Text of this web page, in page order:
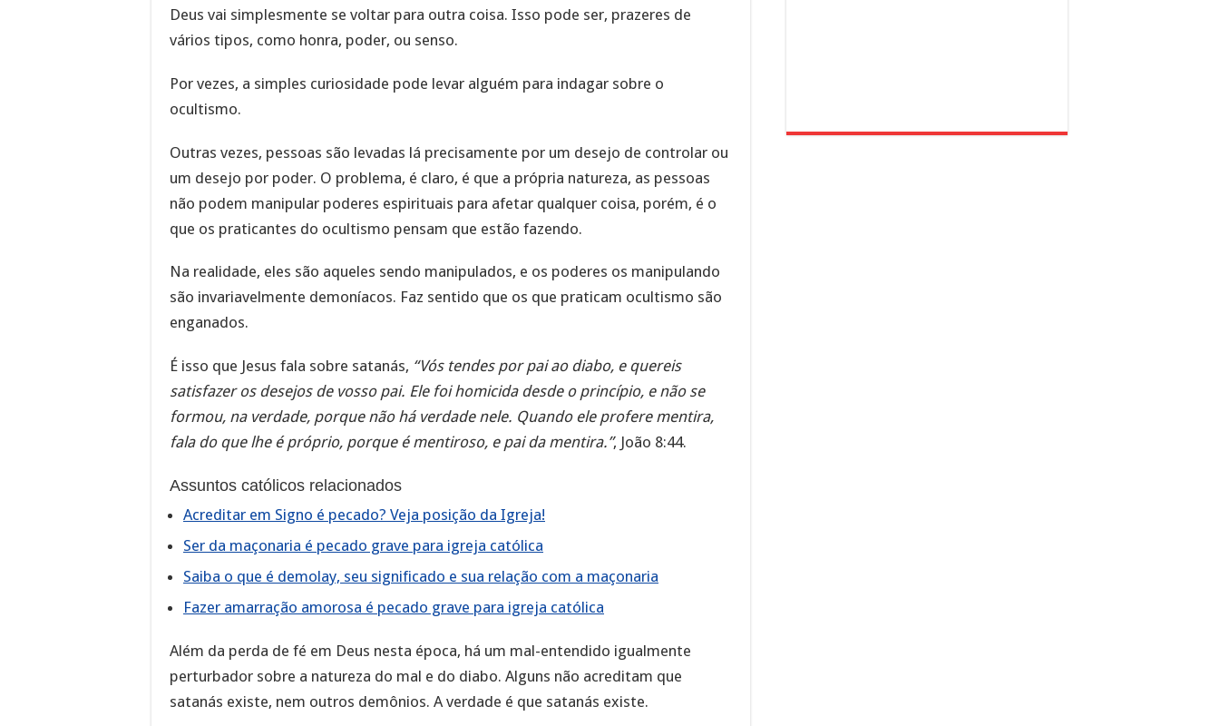
Deus vai simplesmente se voltar para outra coisa. Isso pode ser, prazeres de
vários tipos, como honra, poder, ou senso.
Por vezes, a simples curiosidade pode levar alguém para indagar sobre o
ocultismo.
Outras vezes, pessoas são levadas lá precisamente por um desejo de controlar ou
um desejo por poder. O problema, é claro, é que a própria natureza, as pessoas
não podem manipular poderes espirituais para afetar qualquer coisa, porém, é o
que os praticantes do ocultismo pensam que estão fazendo.
Na realidade, eles são aqueles sendo manipulados, e os poderes os manipulando
são invariavelmente demoníacos. Faz sentido que os que praticam ocultismo são
enganados.
É isso que Jesus fala sobre satanás, “Vós tendes por pai ao diabo, e quereis
satisfazer os desejos de vosso pai. Ele foi homicida desde o princípio, e não se
formou, na verdade, porque não há verdade nele. Quando ele profere mentira,
fala do que lhe é próprio, porque é mentiroso, e pai da mentira.”, João 8:44.
Assuntos católicos relacionados
Acreditar em Signo é pecado? Veja posição da Igreja!
Ser da maçonaria é pecado grave para igreja católica
Saiba o que é demolay, seu significado e sua relação com a maçonaria
Fazer amarração amorosa é pecado grave para igreja católica
Além da perda de fé em Deus nesta época, há um mal-entendido igualmente
perturbador sobre a natureza do mal e do diabo. Alguns não acreditam que
satanás existe, nem outros demônios. A verdade é que satanás existe.